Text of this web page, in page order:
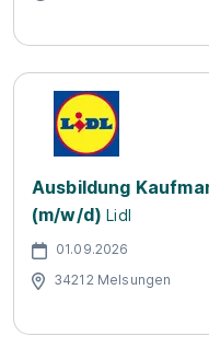
Ausbildung
(m/w/d) Lidl
01.09.2026
34212 Melsungen